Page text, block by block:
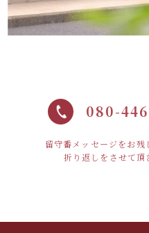
080-
留守番メッセージをお残
折り返しをさせて頂